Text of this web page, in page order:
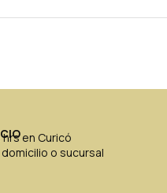
en Curicó
o sucursal